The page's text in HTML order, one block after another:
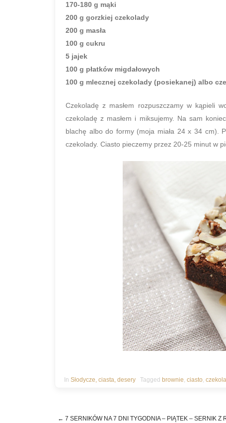
170-180 g mąki
200 g gorzkiej czekolady
200 g masła
100 g cukru
5 jajek
100 g płatków migdałowych
100 g mlecznej czekolady (posiekanej) albo
Czekoladę z masłem rozpuszczamy w kąpieli
czekoladę z masłem i miksujemy. Na sam
blachę albo do formy (moja miała 24 x 34 cm).
czekolady. Ciasto pieczemy przez 20-25 minut w
In Słodycze, ciasta, desery Tagged brownie, ciasto,
← 7 SERNIKÓW NA 7 DNI TYGODNIA – PIĄTEK – SERNIK Z